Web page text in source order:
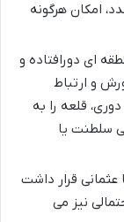
امکان هرگونه
ای دورافتاده و
و ارتباط
قلعه را به
سلطنت یا
عثمانی قرار داشت
نیز می